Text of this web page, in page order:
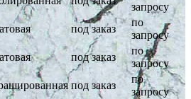
запросу
под заказ
по
запросу
под заказ
по
запросу
под заказ
по
запросу